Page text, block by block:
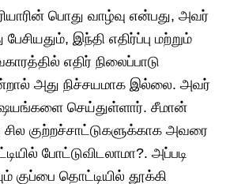
பொது வாழ்வு என்பது, அவர்
இந்தி எதிர்ப்பு மற்றும்
எதிர் நிலைப்பாடு
அது நிச்சயமாக இல்லை. அவர்
செய்துள்ளார். சீமான்
குற்றச்சாட்டுகளுக்காக அவரை
போட்டுவிடலாமா?. அப்படி
குப்பை தொட்டியில் தூக்கி